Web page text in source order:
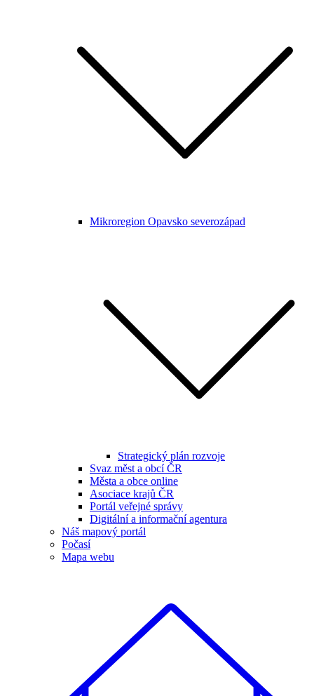
Mikroregion Opavsko severozápad
Strategický plán rozvoje
Svaz měst a obcí ČR
Města a obce online
Asociace krajů ČR
Portál veřejné správy
Digitální a informační agentura
Náš mapový portál
Počasí
Mapa webu